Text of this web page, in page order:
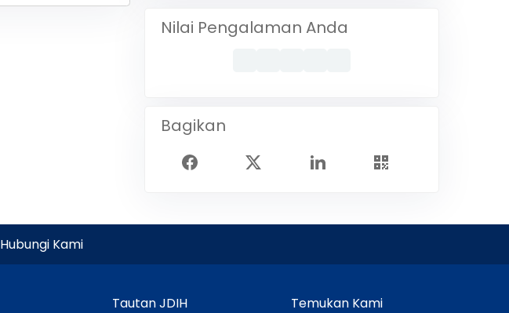
Nilai Pengalaman Anda
Bagikan
Hubungi Kami
Tautan JDIH Temukan Kami